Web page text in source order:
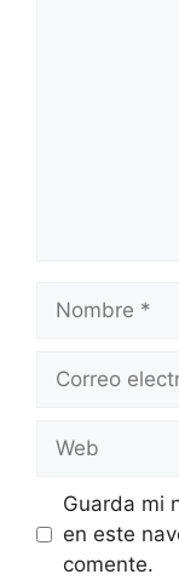
Nombre
Correo
Web
Guarda mi
en este
comente.